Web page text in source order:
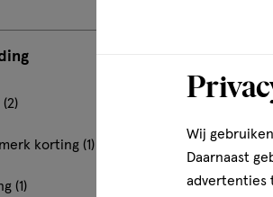
(2)
korting (1)
(1)
serum
10 ML
W7
Wij
Daarnaast
advertenties